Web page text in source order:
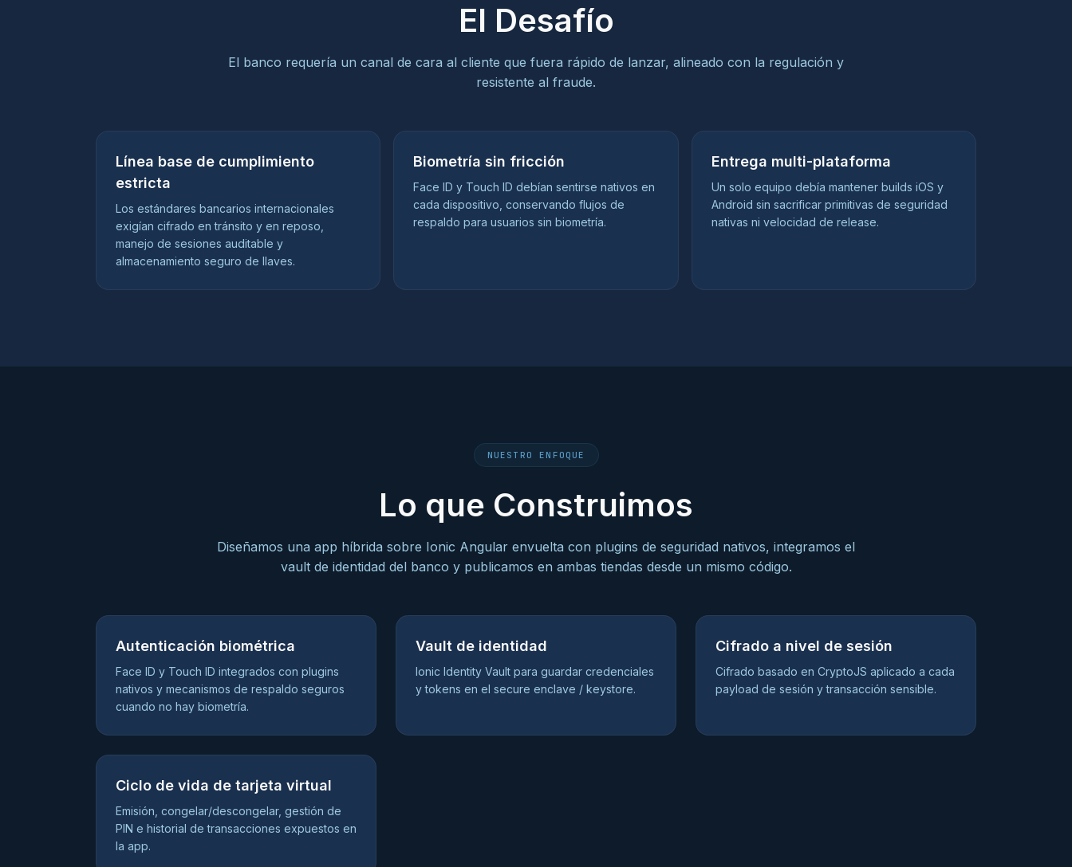
El Desafío
El banco requería un canal de cara al cliente que fuera rápido de lanzar, alineado con la regulación y
resistente al fraude.
Línea base de cumplimiento
estricta
Los estándares bancarios internacionales
exigían cifrado en tránsito y en reposo,
manejo de sesiones auditable y
almacenamiento seguro de llaves.
Biometría sin fricción
Face ID y Touch ID debían sentirse nativos en
cada dispositivo, conservando flujos de
respaldo para usuarios sin biometría.
Entrega multi-plataforma
Un solo equipo debía mantener builds iOS y
Android sin sacrificar primitivas de seguridad
nativas ni velocidad de release.
NUESTRO ENFOQUE
Lo que Construimos
Diseñamos una app híbrida sobre Ionic Angular envuelta con plugins de seguridad nativos, integramos el
vault de identidad del banco y publicamos en ambas tiendas desde un mismo código.
Autenticación biométrica
Face ID y Touch ID integrados con plugins
nativos y mecanismos de respaldo seguros
cuando no hay biometría.
Vault de identidad
Ionic Identity Vault para guardar credenciales
y tokens en el secure enclave / keystore.
Cifrado a nivel de sesión
Cifrado basado en CryptoJS aplicado a cada
payload de sesión y transacción sensible.
Ciclo de vida de tarjeta virtual
Emisión, congelar/descongelar, gestión de
PIN e historial de transacciones expuestos en
la app.